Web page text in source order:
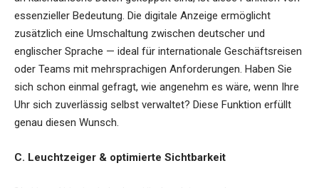
essenzieller Bedeutung. Die digitale Anzeige ermöglicht
zusätzlich eine Umschaltung zwischen deutscher und
englischer Sprache — ideal für internationale Geschäftsreisen
oder Teams mit mehrsprachigen Anforderungen. Haben Sie
sich schon einmal gefragt, wie angenehm es wäre, wenn Ihre
Uhr sich zuverlässig selbst verwaltet? Diese Funktion erfüllt
genau diesen Wunsch.
C. Leuchtzeiger & optimierte Sichtbarkeit